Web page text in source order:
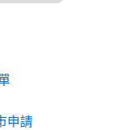
申請